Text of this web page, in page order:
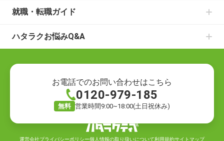
中卒からの就職の記事一覧
高卒からの就職の記事一覧
大学中退からの就職の記事一覧
フリーターからの就職の記事一覧
就職・転職ガイド
書類選考のお悩みの記事一覧
面接のお悩みの記事一覧
退職についての記事一覧
ハローワークでの仕事探しの記事一覧
転職活動の記事一覧
就職の方法の記事一覧
仕事のお悩みの記事一覧
ハタラクお悩みQ&A
就職の悩み
お電話でのお問い合わせはこちら
0120-979-185
無料 営業時間9:00~18:00(土日祝休み)
運営会社プライバシーポリシー個人情報の取り扱いについて利用規約サイトマップ